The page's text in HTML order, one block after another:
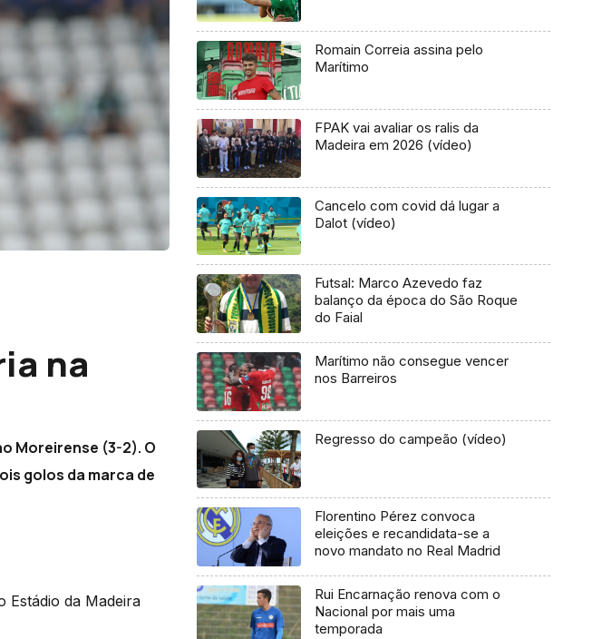
na
Moreirense (3-2). O
golos da marca de
Estádio da Madeira
Romain Correia assina pelo
Marítimo
FPAK vai avaliar os ralis da
Madeira em 2026 (vídeo)
Cancelo com covid dá lugar a
Dalot (vídeo)
Futsal: Marco Azevedo faz
balanço da época do São Roque
do Faial
Marítimo não consegue vencer
nos Barreiros
Regresso do campeão (vídeo)
Florentino Pérez convoca
eleições e recandidata-se a
novo mandato no Real Madrid
Rui Encarnação renova com o
Nacional por mais uma
temporada